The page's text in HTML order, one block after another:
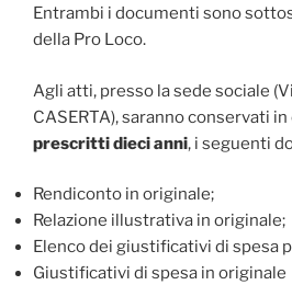
Entrambi i documenti sono
della Pro Loco.
Agli atti, presso la sede sociale
CASERTA), saranno conservati
prescritti dieci anni, i seguenti
Rendiconto in originale;
Relazione illustrativa in originale;
Elenco dei giustificativi di spesa
Giustificativi di spesa in originale